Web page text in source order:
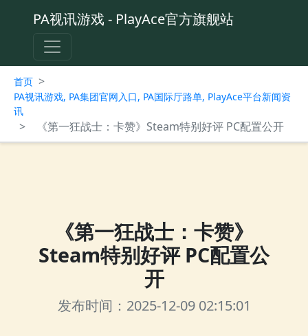
PA视讯游戏 - PlayAce官方旗舰站
首页 >
PA视讯游戏, PA集团官网入口, PA国际厅路单, PlayAce平台新闻资
讯
> 《第一狂战士：卡赞》Steam特别好评 PC配置公开
《第一狂战士：卡赞》
Steam特别好评 PC配置公
开
发布时间：2025-12-09 02:15:01